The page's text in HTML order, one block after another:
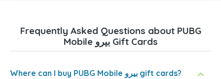
Frequently Asked Questions about PUBG
Mobile بيرو Gift Cards
Where can I buy PUBG Mobile بيرو gift cards?